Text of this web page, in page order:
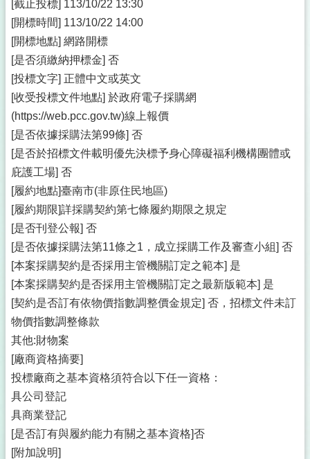
[截止投標] 113/10/22 13:30
[開標時間] 113/10/22 14:00
[開標地點] 網路開標
[是否須繳納押標金] 否
[投標文字] 正體中文或英文
[收受投標文件地點] 於政府電子採購網
(https://web.pcc.gov.tw)線上報價
[是否依據採購法第99條] 否
[是否於招標文件載明優先決標予身心障礙福利機構團體或
庇護工場] 否
[履約地點]臺南市(非原住民地區)
[履約期限]詳採購契約第七條履約期限之規定
[是否刊登公報] 否
[是否依據採購法第11條之1，成立採購工作及審查小組] 否
[本案採購契約是否採用主管機關訂定之範本] 是
[本案採購契約是否採用主管機關訂定之最新版範本] 是
[契約是否訂有依物價指數調整價金規定] 否，招標文件未訂
物價指數調整條款
其他:財物案
[廠商資格摘要]
投標廠商之基本資格須符合以下任一資格：
具公司登記
具商業登記
[是否訂有與履約能力有關之基本資格]否
[附加說明]